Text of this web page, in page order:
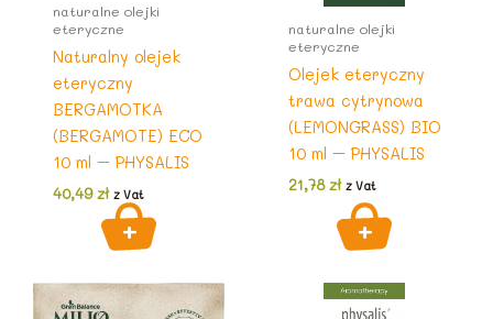
naturalne olejki
eteryczne
Naturalny olejek
eteryczny
BERGAMOTKA
(BERGAMOTE) ECO
10 ml – PHYSALIS
40,49zł z Vat
naturalne olejki
eteryczne
Olejek eteryczny
trawa cytrynowa
(LEMONGRASS) BIO
10 ml – PHYSALIS
21,78zł z Vat